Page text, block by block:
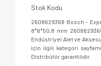
Stok Kodu
2608629368 Bosch -
8*6*50,8 mm
Endüstriyel Alet ve
için ilgili kategori
Distribütör garantilidir.